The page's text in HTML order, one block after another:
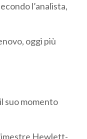
l’analista,
oggi più
suo momento
Hewlett-